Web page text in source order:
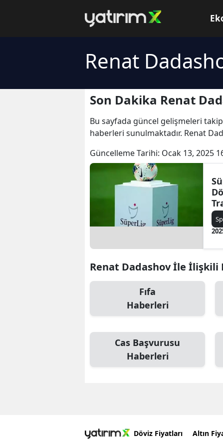
Renat
Son Dakika Renat
Bu sayfada güncel gelişmeleri
haberleri sunulmaktadır. Renat
Güncelleme Tarihi: Ocak 13, 2025
Renat Dadashov İle İlişkili
Fıfa
Haberleri
Cas Başvurusu
Haberleri
Döviz Fiyatları Altın